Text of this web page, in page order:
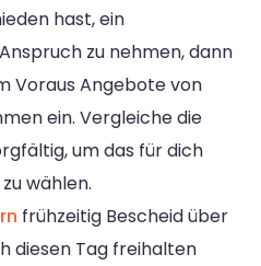
hast, ein
zu nehmen, dann
Voraus Angebote von
ein. Vergleiche die
um das für dich
wählen.
frühzeitig Bescheid über
diesen Tag freihalten